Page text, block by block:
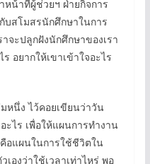
น้าที่ผู้ช่วยฯ ฝ่ายกิจการ
บสโมสรนักศึกษาในการ
จะปลูกฝังนักศึกษาของเรา
อยากให้เขาเข้าใจอะไร
หนึ่ง ไว้คอยเขียนว่าวัน
ะไร เพื่อให้แผนการทำงาน
อแผนในการใช้ชีวิตใน
องว่าใช้เวลาเท่าไหร่ พอ